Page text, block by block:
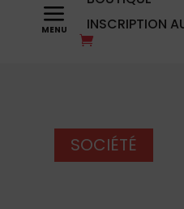
a
INSCRIPTION
SOCIÉTÉ